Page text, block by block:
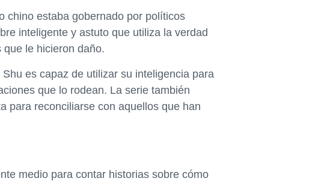
chino estaba gobernado por políticos
inteligente y astuto que utiliza la verdad
le hicieron daño.
es capaz de utilizar su inteligencia para
que lo rodean. La serie también
para reconciliarse con aquellos que han
medio para contar historias sobre cómo